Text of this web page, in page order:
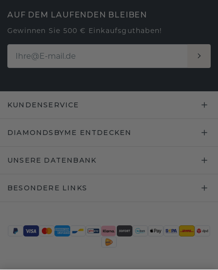
AUF DEM LAUFENDEN BLEIBEN
Gewinnen Sie 500 € Einkaufsguthaben!
KUNDENSERVICE
DIAMONDSBYME ENTDECKEN
UNSERE DATENBANK
BESONDERE LINKS